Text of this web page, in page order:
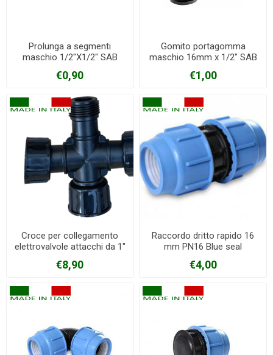
Prolunga a segmenti
maschio 1/2"X1/2" SAB
€0,90
Gomito portagomma
maschio 16mm x 1/2" SAB
€1,00
Croce per collegamento
elettrovalvole attacchi da 1"
€8,90
Raccordo dritto rapido 16
mm PN16 Blue seal
€4,00